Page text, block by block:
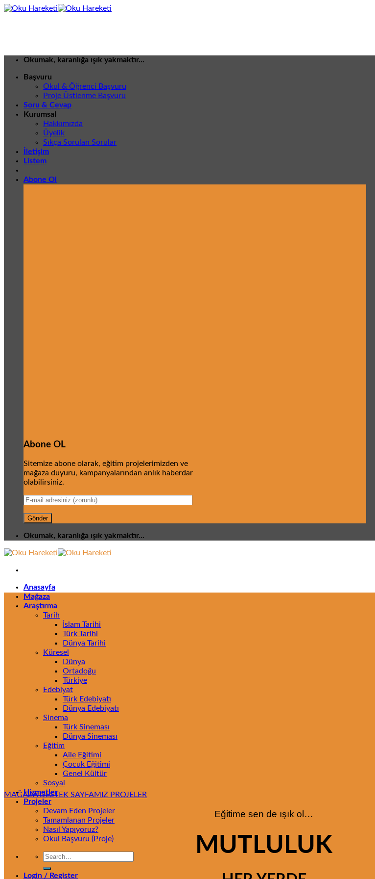
İçeriğe
Okumak, karanlığa ışık yakmaktır...
Başvuru
Okul & Öğrenci Başvuru
Proje Üstlenme Başvuru
Soru & Cevap
Kurumsal
Hakkımızda
Üyelik
Sıkça Sorulan Sorular
İletişim
Listem
Abone Ol
Abone OL
Sitemize abone olarak, eğitim projelerimizden ve
mağaza duyuru, kampanyalarından anlık haberdar
olabilirsiniz.
Okumak, karanlığa ışık yakmaktır...
Anasayfa
Mağaza
Araştırma
Tarih
İslam Tarihi
Türk Tarihi
Dünya Tarihi
Küresel
Dünya
Ortadoğu
Türkiye
Edebiyat
Türk Edebiyatı
Dünya Edebiyatı
Sinema
Türk Sineması
Dünya Sineması
Eğitim
Aile Eğitimi
Çocuk Eğitimi
Genel Kültür
Sosyal
Hizmetler
Projeler
Devam Eden Projeler
Tamamlanan Projeler
Nasıl Yapıyoruz?
Okul Başvuru (Proje)
Search
Login / Register
MAĞAZA DESTEK SAYFAMIZ PROJELER
Eğitime sen de ışık ol…
MUTLULUK